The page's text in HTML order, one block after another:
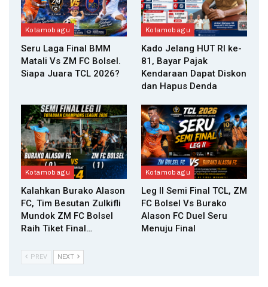
Kotamobagu
Seru Laga Final BMM
Matali Vs ZM FC Bolsel.
Siapa Juara TCL 2026?
Kotamobagu
Kado Jelang HUT RI ke-
81, Bayar Pajak
Kendaraan Dapat Diskon
dan Hapus Denda
Kotamobagu
Kalahkan Burako Alason
FC, Tim Besutan Zulkifli
Mundok ZM FC Bolsel
Raih Tiket Final…
Kotamobagu
Leg II Semi Final TCL, ZM
FC Bolsel Vs Burako
Alason FC Duel Seru
Menuju Final
PREV NEXT